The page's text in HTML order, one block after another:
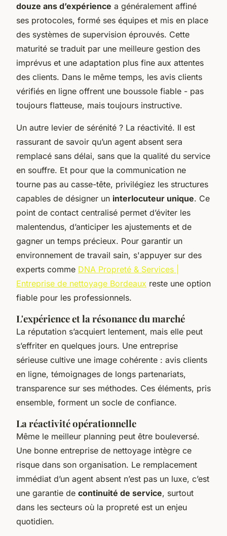
douze ans d’expérience a généralement affiné
ses protocoles, formé ses équipes et mis en place
des systèmes de supervision éprouvés. Cette
maturité se traduit par une meilleure gestion des
imprévus et une adaptation plus fine aux attentes
des clients. Dans le même temps, les avis clients
vérifiés en ligne offrent une boussole fiable - pas
toujours flatteuse, mais toujours instructive.
Un autre levier de sérénité ? La réactivité. Il est
rassurant de savoir qu’un agent absent sera
remplacé sans délai, sans que la qualité du service
en souffre. Et pour que la communication ne
tourne pas au casse-tête, privilégiez les structures
capables de désigner un interlocuteur unique. Ce
point de contact centralisé permet d’éviter les
malentendus, d’anticiper les ajustements et de
gagner un temps précieux. Pour garantir un
environnement de travail sain, s'appuyer sur des
experts comme DNA Propreté & Services |
Entreprise de nettoyage Bordeaux reste une option
fiable pour les professionnels.
L'expérience et la résonance du marché
La réputation s’acquiert lentement, mais elle peut
s’effriter en quelques jours. Une entreprise
sérieuse cultive une image cohérente : avis clients
en ligne, témoignages de longs partenariats,
transparence sur ses méthodes. Ces éléments, pris
ensemble, forment un socle de confiance.
La réactivité opérationnelle
Même le meilleur planning peut être bouleversé.
Une bonne entreprise de nettoyage intègre ce
risque dans son organisation. Le remplacement
immédiat d’un agent absent n’est pas un luxe, c’est
une garantie de continuité de service, surtout
dans les secteurs où la propreté est un enjeu
quotidien.